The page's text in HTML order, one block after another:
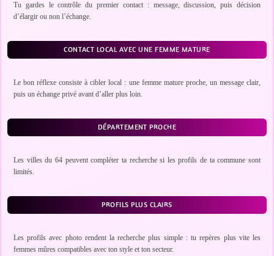
Tu gardes le contrôle du premier contact : message, discussion, puis décision
d’élargir ou non l’échange.
CONTACT LOCAL AVEC UNE FEMME MATURE
Le bon réflexe consiste à cibler local : une femme mature proche, un message clair,
puis un échange privé avant d’aller plus loin.
DÉPARTEMENT PROCHE
Les villes du 64 peuvent compléter ta recherche si les profils de ta commune sont
limités.
PROFILS PLUS CLAIRS
Les profils avec photo rendent la recherche plus simple : tu repères plus vite les
femmes mûres compatibles avec ton style et ton secteur.